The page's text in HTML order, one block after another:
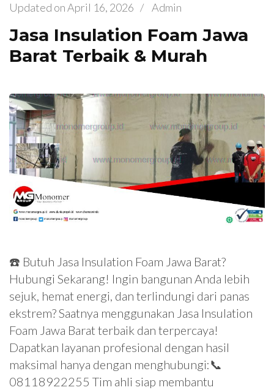
Updated onApril 16, 2026 / Admin
Jasa Insulation Foam Jawa
Barat Terbaik & Murah
☎️ Butuh Jasa Insulation Foam Jawa Barat?
Hubungi Sekarang! Ingin bangunan Anda lebih
sejuk, hemat energi, dan terlindungi dari panas
ekstrem? Saatnya menggunakan Jasa Insulation
Foam Jawa Barat terbaik dan terpercaya!
Dapatkan layanan profesional dengan hasil
maksimal hanya dengan menghubungi:📞
08118922255 Tim ahli siap membantu